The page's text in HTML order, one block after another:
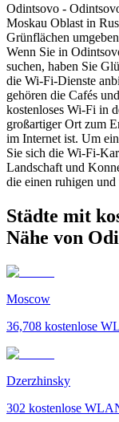
Odintsovo -
Moskau Oblast in
Grünflächen
Wenn Sie in
suchen, haben Sie
die Wi-Fi-Dienste
gehören die Cafés
kostenloses Wi-Fi in
großartiger Ort zum
im Internet ist. Um
Sie sich die Wi-Fi-
Landschaft und
die einen ruhigen
Städte mit
Nähe von
Moscow
36,708 kostenlose
Dzerzhinsky
302 kostenlose